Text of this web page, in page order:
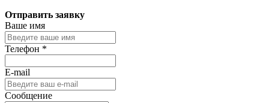
Отправить заявку
Ваше имя
Телефон *
E-mail
Сообщение